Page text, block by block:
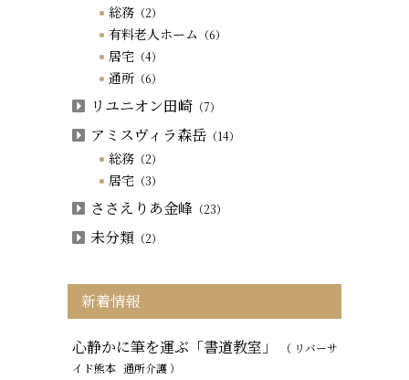
総務（2）
有料老人ホーム （6）
居宅（4）
通所（6）
リユニオン田崎（7）
アミスヴィラ森岳（14）
総務（2）
居宅（3）
ささえりあ金峰（23）
未分類（2）
新着情報
心静かに筆を運ぶ「書道教室」
（ リバーサ
イド熊本 通所介護）